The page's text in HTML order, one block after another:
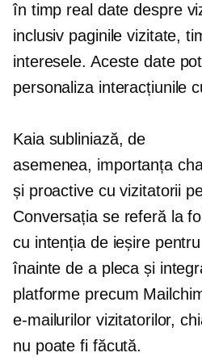
în timp real date despre
inclusiv paginile vizitate,
interesele. Aceste date
personaliza interacțiunile
Kaia subliniază, de
asemenea, importanța
și proactive cu vizitatorii
Conversația se referă la
cu intenția de ieșire
înainte de a pleca și
platforme precum
e-mailurilor vizitatorilor,
nu poate fi făcută.